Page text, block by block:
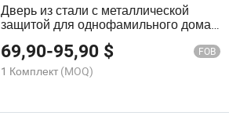
Дверь из стали с металлической
защитой для однофамильного дома
с деревянной текстурой, квартира,
вилла, передняя дверь
69,90-95,90 $ FOB
1 Комплект (MOQ)